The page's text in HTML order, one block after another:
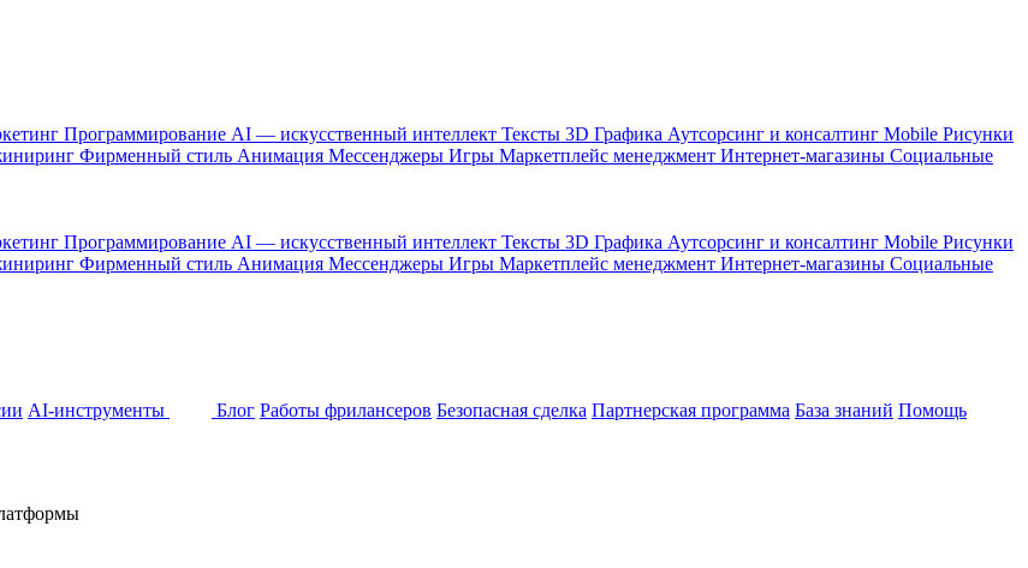
Программирование AI — искусственный интеллект Тексты 3D Графика Аутсорсинг и консалтинг Mobile Рисунки
Фирменный стиль Анимация Мессенджеры Игры Маркетплейс менеджмент Интернет-магазины Социальные
Программирование AI — искусственный интеллект Тексты 3D Графика Аутсорсинг и консалтинг Mobile Рисунки
Фирменный стиль Анимация Мессенджеры Игры Маркетплейс менеджмент Интернет-магазины Социальные
AI-инструменты Блог Работы фрилансеров Безопасная сделка Партнерская программа База знаний Помощь